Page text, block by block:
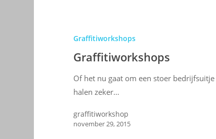
Graffitiworkshops
Graffitiworkshops
Of het nu gaat om een stoer
halen zeker…
graffitiworkshop
november 29, 2015